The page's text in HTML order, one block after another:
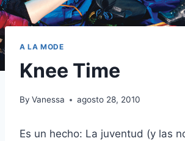
A LA MODE
Knee Time
By Vanessa agosto 28, 2010
Es un hecho: La juventud (y las